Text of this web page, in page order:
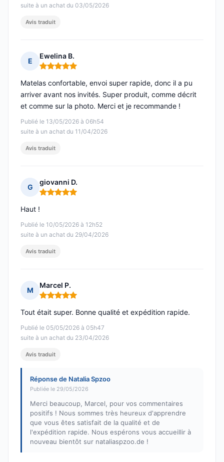
suite à un achat du 03/05/2026
Avis traduit
E
Ewelina B.
Note : 5 sur 5
Publié le 13/05/2026 à 06h54
suite à un achat du 11/04/2026
Matelas confortable, envoi super rapide, donc il a pu
arriver avant nos invités. Super produit, comme décrit
et comme sur la photo. Merci et je recommande !
Avis traduit
G
giovanni D.
Note : 5 sur 5
Publié le 10/05/2026 à 12h52
suite à un achat du 29/04/2026
Haut !
Avis traduit
M
Marcel P.
Note : 5 sur 5
Publié le 05/05/2026 à 05h47
suite à un achat du 23/04/2026
Tout était super. Bonne qualité et expédition rapide.
Avis traduit
Réponse de Natalia Spzoo
Publiée le 29/05/2026
Merci beaucoup, Marcel, pour vos commentaires
positifs ! Nous sommes très heureux d'apprendre
que vous êtes satisfait de la qualité et de
l'expédition rapide. Nous espérons vous accueillir à
nouveau bientôt sur nataliaspzoo.de !